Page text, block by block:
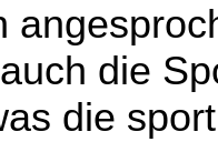
die
die